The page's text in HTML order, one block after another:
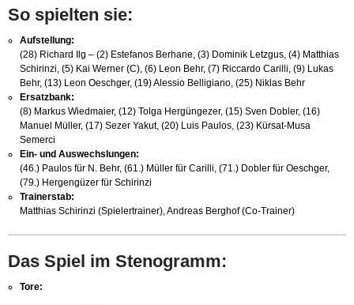
So spielten sie:
Aufstellung:
(28) Richard Ilg – (2) Estefanos Berhane, (3) Dominik Letzgus, (4) Matthias
Schirinzi, (5) Kai Werner (C), (6) Leon Behr, (7) Riccardo Carilli, (9) Lukas
Behr, (13) Leon Oeschger, (19) Alessio Belligiano, (25) Niklas Behr
Ersatzbank:
(8) Markus Wiedmaier, (12) Tolga Hergüngezer, (15) Sven Dobler, (16)
Manuel Müller, (17) Sezer Yakut, (20) Luis Paulos, (23) Kürsat-Musa
Semerci
Ein- und Auswechslungen:
(46.) Paulos für N. Behr, (61.) Müller für Carilli, (71.) Dobler für Oeschger,
(79.) Hergengüzer für Schirinzi
Trainerstab:
Matthias Schirinzi (Spielertrainer), Andreas Berghof (Co-Trainer)
Das Spiel im Stenogramm:
Tore: